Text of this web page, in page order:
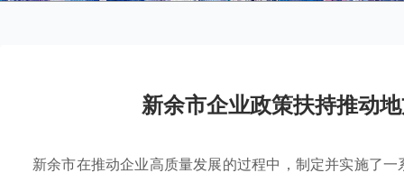
新余市企业政策扶持推动
新余市在推动企业高质量发展的过程中，制定并实施了一